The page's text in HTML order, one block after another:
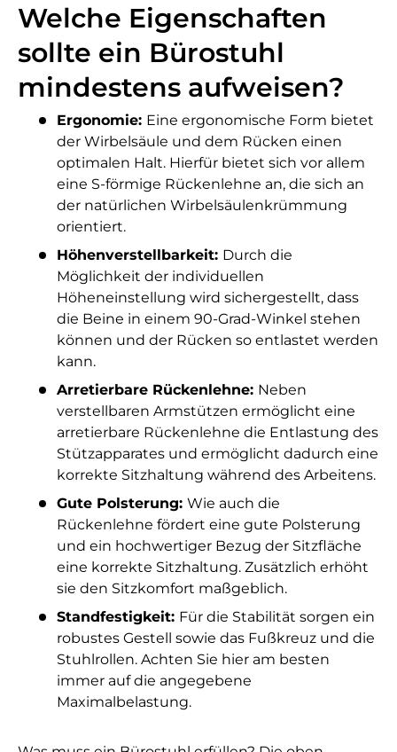
Welche Eigenschaften
sollte ein Bürostuhl
mindestens aufweisen?
Ergonomie: Eine ergonomische Form bietet
der Wirbelsäule und dem Rücken einen
optimalen Halt. Hierfür bietet sich vor allem
eine S-förmige Rückenlehne an, die sich an
der natürlichen Wirbelsäulenkrümmung
orientiert.
Höhenverstellbarkeit: Durch die
Möglichkeit der individuellen
Höheneinstellung wird sichergestellt, dass
die Beine in einem 90-Grad-Winkel stehen
können und der Rücken so entlastet werden
kann.
Arretierbare Rückenlehne: Neben
verstellbaren Armstützen ermöglicht eine
arretierbare Rückenlehne die Entlastung des
Stützapparates und ermöglicht dadurch eine
korrekte Sitzhaltung während des Arbeitens.
Gute Polsterung: Wie auch die
Rückenlehne fördert eine gute Polsterung
und ein hochwertiger Bezug der Sitzfläche
eine korrekte Sitzhaltung. Zusätzlich erhöht
sie den Sitzkomfort maßgeblich.
Standfestigkeit: Für die Stabilität sorgen ein
robustes Gestell sowie das Fußkreuz und die
Stuhlrollen. Achten Sie hier am besten
immer auf die angegebene
Maximalbelastung.